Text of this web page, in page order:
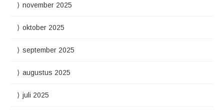
november 2025
oktober 2025
september 2025
augustus 2025
juli 2025